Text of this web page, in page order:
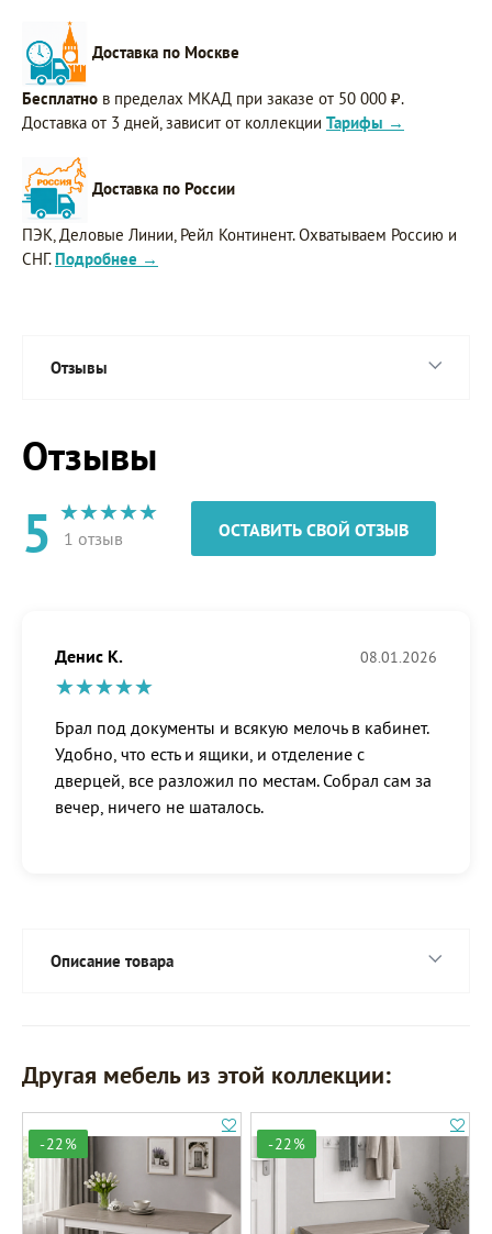
Доставка по Москве
Бесплатно в пределах МКАД при заказе от 50 000 ₽.
Доставка от 3 дней, зависит от коллекции Тарифы →
Доставка по России
ПЭК, Деловые Линии, Рейл Континент. Охватываем Россию и
СНГ. Подробнее →
Отзывы
Отзывы
5 1 отзыв ОСТАВИТЬ СВОЙ ОТЗЫВ
Денис К. 08.01.2026
Брал под документы и всякую мелочь в кабинет.
Удобно, что есть и ящики, и отделение с
дверцей, все разложил по местам. Собрал сам за
вечер, ничего не шаталось.
Описание товара
Другая мебель из этой коллекции:
-22% -22%